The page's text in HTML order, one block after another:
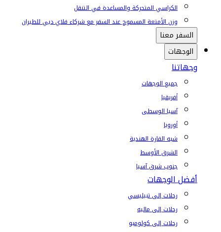
الكراسي المتحركة والمساعدة في التنقل
وزن الأمتعة المسموح عند السفر مع شركاء فلاي دبي للطيران
السفر معنا
الوجهات
وجهاتنا
جميع الوجهات
أفريقيا
آسيا الوسطى
أوروبا
شبه القارة الهندية
الشرق الأوسط
جنوب شرق آسيا
أفضل الوجهات
رحلات إلى تبيليسي
رحلات إلى ماليه
رحلات إلى كولومبو